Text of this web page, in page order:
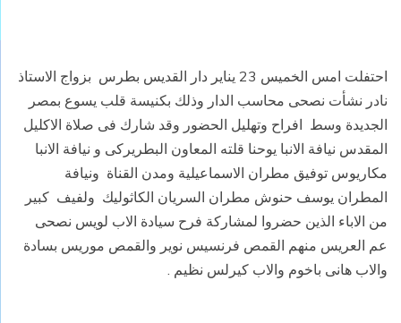
احتفلت امس الخميس 23 يناير دار القديس بطرس بزواج الاستاذ
نادر نشأت نصحى محاسب الدار وذلك بكنيسة قلب يسوع بمصر
الجديدة وسط افراح وتهليل الحضور وقد شارك فى صلاة الاكليل
المقدس نيافة الانبا يوحنا قلته المعاون البطريركى و نيافة الانبا
مكاريوس توفيق مطران الاسماعيلية ومدن القناة ونيافة
المطران يوسف حنوش مطران السريان الكاثوليك ولفيف كبير
من الاباء الذين حضروا لمشاركة فرح سيادة الاب لويس نصحى
عم العريس منهم القمص فرنسيس نوير والقمص موريس بسادة
والاب هانى باخوم والاب كيرلس نظيم .